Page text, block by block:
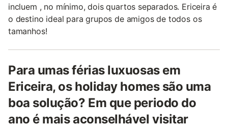
incluem , no mínimo, dois quartos separados. Ericeira é
o destino ideal para grupos de amigos de todos os
tamanhos!
Para umas férias luxuosas em
Ericeira, os holiday homes são uma
boa solução? Em que periodo do
ano é mais aconselhável visitar